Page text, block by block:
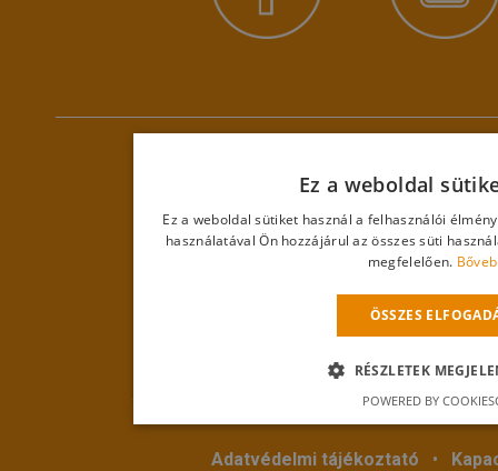
Hevestherm Kft.
3360 Heves, Egri út 18. • Telefon:+36 20 286
Adatvédelmi tájékoztató •
Ez a weboldal
Ez a weboldal sütiket használ a felhasználói
használatával Ön hozzájárul az összes süti
megfelelően.
ÖSSZES
RÉSZLETEK
POWERED BY